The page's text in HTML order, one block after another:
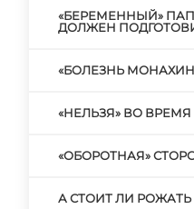
«БЕРЕМЕННЫЙ»
ДОЛЖЕН
«БОЛЕЗНЬ
«НЕЛЬЗЯ» ВО
«ОБОРОТНАЯ»
А СТОИТ ЛИ